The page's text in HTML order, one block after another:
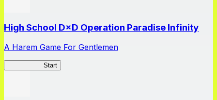
High School D×D Operation Paradise Infinity
A Harem Game For Gentlemen
Start